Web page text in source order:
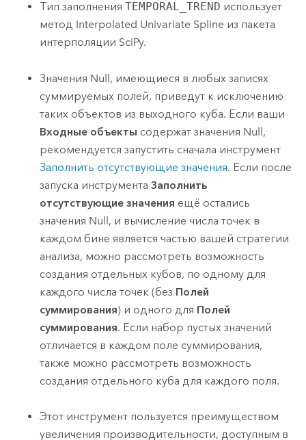
Тип заполненияTEMPORAL_TREND использует
метод Interpolated Univariate Spline из пакета
интерполяции SciPy.
Значения Null, имеющиеся в любых записях
суммируемых полей, приведут к исключению
таких объектов из выходного куба. Если ваши
Входные объекты содержат значения Null,
рекомендуется запустить сначала инструмент
Заполнить отсутствующие значения. Если после
запуска инструментаЗаполнить
отсутствующие значения ещё остались
значения Null, и вычисление числа точек в
каждом бине является частью вашей стратегии
анализа, можно рассмотреть возможность
создания отдельных кубов, по одному для
каждого числа точек (без Полей
суммирования) и одного для Полей
суммирования. Если набор пустых значений
отличается в каждом поле суммирования,
также можно рассмотреть возможность
создания отдельного куба для каждого поля.
Этот инструмент пользуется преимуществом
увеличения производительности, доступным в